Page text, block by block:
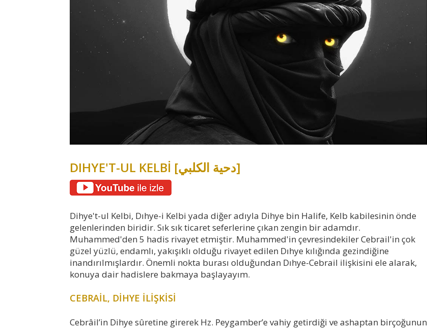
DIHYE'T-UL KELBİ [دحية الكلبي]
Dihye't-ul Kelbi, Dıhye-i Kelbi yada diğer adıyla Dihye bin Halife, Kelb kabilesinin önde
gelenlerinden biridir. Sık sık ticaret seferlerine çıkan zengin bir adamdır.
Muhammed'den 5 hadis rivayet etmiştir. Muhammed'in çevresindekiler Cebrail'in çok
güzel yüzlü, endamlı, yakışıklı olduğu rivayet edilen Dıhye kılığında gezindiğine
inandırılmışlardır. Önemli nokta burası olduğundan Dıhye-Cebrail ilişkisini ele alarak,
konuya dair hadislere bakmaya başlayayım.
CEBRAİL, DİHYE İLİŞKİSİ
Cebrâil’in Dihye sûretine girerek Hz. Peygamber’e vahiy getirdiği ve ashaptan birçoğunun